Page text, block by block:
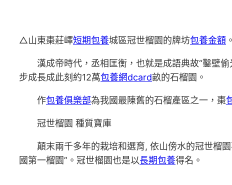
△山東棗莊嶧短期包養城區冠世榴園的牌坊包養金額
漢成帝時代，丞相匡衡，也就是成語典故“鑿壁
步成長成此刻約12萬包養網dcard畝的石榴園。
作包養俱樂部為我國最陳舊的石榴產區之一，棗
冠世榴園 種質寶庫
顛末兩千多年的栽培和選育, 依山傍水的冠世榴
國第一榴園”。冠世榴園也是以長期包養得名。